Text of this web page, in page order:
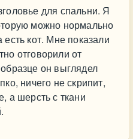
для спальни. Я
можно нормально
есть кот. Мне показали
отговорили от
он выглядел
ничего не скрипит,
а шерсть с ткани